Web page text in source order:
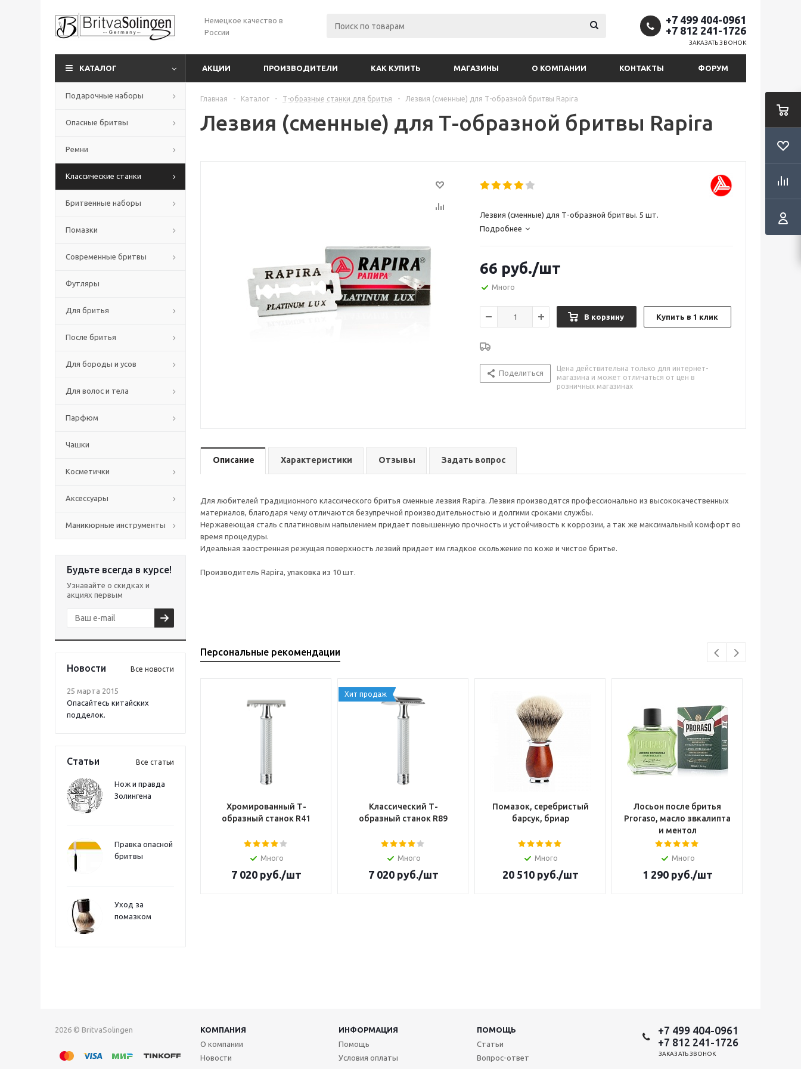
Немецкое качество в
России
+7 499 404-0961
+7 812 241-1726
ЗАКАЗАТЬ ЗВОНОК
КАТАЛОГ АКЦИИ ПРОИЗВОДИТЕЛИ КАК КУПИТЬ МАГАЗИНЫ О КОМПАНИИ КОНТАКТЫ ФОРУМ
Подарочные наборы
Опасные бритвы
Ремни
Классические станки
Бритвенные наборы
Помазки
Современные бритвы
Футляры
Для бритья
После бритья
Для бороды и усов
Для волос и тела
Парфюм
Чашки
Косметички
Аксессуары
Маникюрные инструменты
Будьте всегда в курсе!
Узнавайте о скидках и
акциях первым
Новости Все новости
25 марта 2015
Опасайтесь китайских
подделок.
Статьи Все статьи
Нож и правда
Золингена
Правка опасной
бритвы
Уход за
помазком
Главная - Каталог - Т-образные станки для бритья - Лезвия (сменные) для Т-образной бритвы Rapira
Лезвия (сменные) для Т-образной бритвы Rapira
Лезвия (сменные) для Т-образной бритвы. 5 шт.
Подробнее
66 руб./шт
Много
В корзину Купить в 1 клик
Поделиться
Цена действительна только для интернет-
магазина и может отличаться от цен в
розничных магазинах
Описание Характеристики Отзывы Задать вопрос
Для любителей традиционного классического бритья сменные лезвия Rapira. Лезвия производятся профессионально из высококачественных
материалов, благодаря чему отличаются безупречной производительностью и долгими сроками службы.
Нержавеющая сталь с платиновым напылением придает повышенную прочность и устойчивость к коррозии, а так же максимальный комфорт во
время процедуры.
Идеальная заостренная режущая поверхность лезвий придает им гладкое скольжение по коже и чистое бритье.
Производитель Rapira, упаковка из 10 шт.
Персональные рекомендации
Хромированный Т-
образный станок R41
Много
7 020руб./шт
Хит продаж
Классический Т-
образный станок R89
Много
7 020руб./шт
Помазок, серебристый
барсук, бриар
Много
20 510руб./шт
Лосьон после бритья
Proraso, масло звкалипта
и ментол
Много
1 290руб./шт
2026 © BritvaSolingen КОМПАНИЯ ИНФОРМАЦИЯ
ПОМОЩЬ
О компании
Новости
Помощь
Условия оплаты
Статьи
Вопрос-ответ
+7 499 404-0961
+7 812 241-1726
ЗАКАЗАТЬ ЗВОНОК